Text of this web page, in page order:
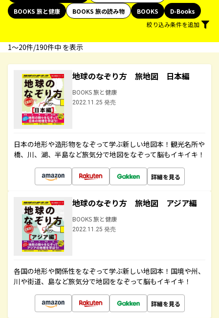
BOOKS 旅と健康
BOOKS 旅の読み物 BOOKS
D-Books
絞り込み条件を追加
1〜20件/190件中 を表示
地球のなぞり方 旅地図 日本編
BOOKS 旅と健康
2022.11.25 発売
日本の地形や造形物をなぞって学ぶ新しい地図本！観光名所や
橋、川、湖、半島など旅気分で地図をなぞって脳もイキイキ！
詳細を見る
地球のなぞり方 旅地図 アジア編
BOOKS 旅と健康
2022.11.25 発売
各国の地形や関係性をなぞって学ぶ新しい地図本！国境や州、
川や街道、島など旅気分で地図をなぞって脳もイキイキ！
詳細を見る